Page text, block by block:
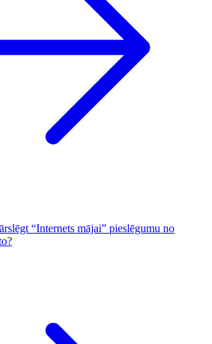
“Internets mājai” pieslēgumu no